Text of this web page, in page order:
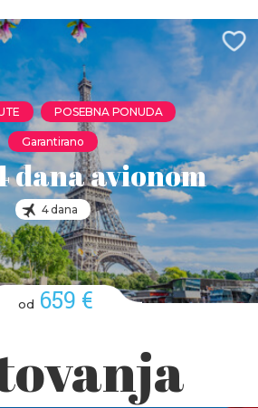
POSEBNA PONUDA
Garantirano
dana avionom
4 dana
od 659 €